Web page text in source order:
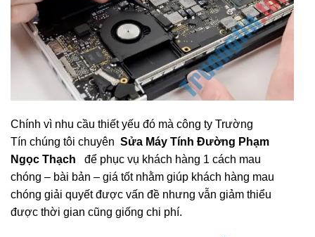
Chính vì nhu cầu thiết yếu đó mà công ty Trường
Tín chúng tôi chuyên Sửa Máy Tính Đường Phạm
Ngọc Thạch
để phục vụ khách hàng 1 cách mau
chóng – bài bản – giá tốt nhằm giúp khách hàng mau
chóng giải quyết được vấn đề nhưng vẫn giảm thiểu
được thời gian cũng giống chi phí.